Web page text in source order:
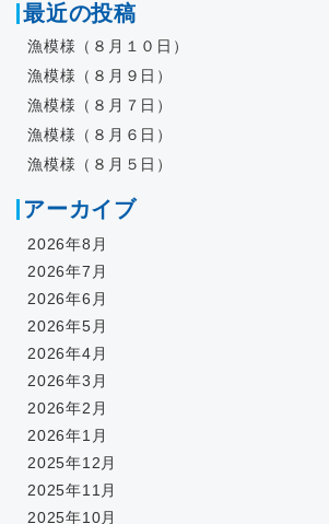
最近の投稿
漁模様（８月１０日）
漁模様（８月９日）
漁模様（８月７日）
漁模様（８月６日）
漁模様（８月５日）
アーカイブ
2026年8月
2026年7月
2026年6月
2026年5月
2026年4月
2026年3月
2026年2月
2026年1月
2025年12月
2025年11月
2025年10月